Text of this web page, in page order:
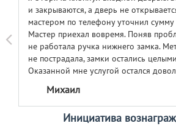
и закрываются, а дверь не
мастером по телефону уточнил
Мастер приехал вовремя. Поняв
не работала ручка нижнего замка.
не пострадала, замки остались
Оказанной мне услугой остался
Михаил
Инициатива